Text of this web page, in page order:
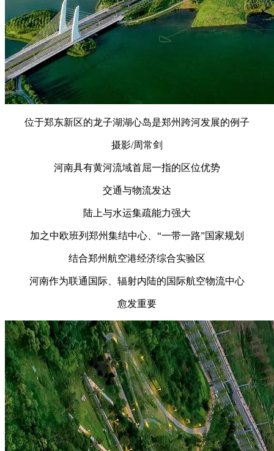
位于郑东新区的龙子湖湖心岛是郑州跨河发展的例子
摄影/周常剑
河南具有黄河流域首屈一指的区位优势
交通与物流发达
陆上与水运集疏能力强大
加之中欧班列郑州集结中心、“一带一路”国家规划
结合郑州航空港经济综合实验区
河南作为联通国际、辐射内陆的国际航空物流中心
愈发重要